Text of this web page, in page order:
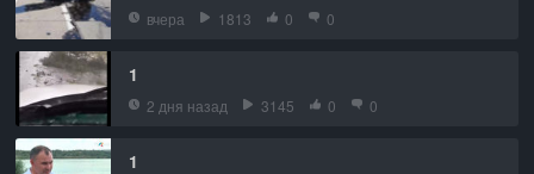
вчера 1813 0 0
1
2 дня назад 3145 0 0
1